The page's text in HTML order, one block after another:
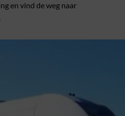
en vind de weg naar